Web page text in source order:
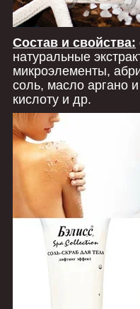
Состав и свойства:
натуральные
микроэлементы,
соль, масло аргано
кислоту и др.